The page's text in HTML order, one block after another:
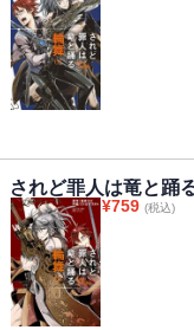
されど罪人は竜と踊
¥759 (税込)